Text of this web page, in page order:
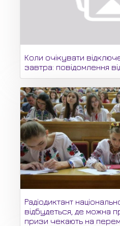
Коли очікувати
завтра: повідомлення
Радіодиктант
відбудеться, де можна
призи чекають на